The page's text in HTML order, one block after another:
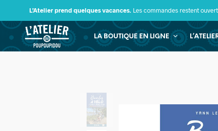
L’Atelier prend quelques vacances. Les commandes restent
LA BOUTIQUE EN LIGNE